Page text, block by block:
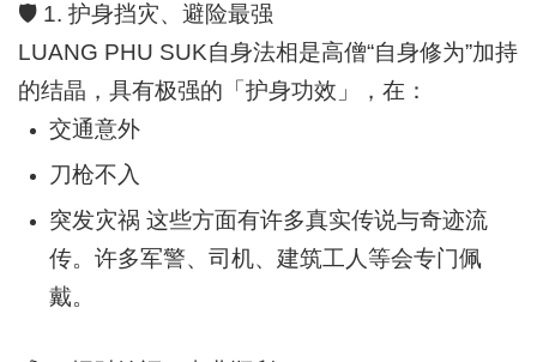
🛡️ 1. 护身挡灾、避险最强
LUANG PHU SUK自身法相是高僧“自身修为”加持
的结晶，具有极强的「护身功效」，在：
交通意外
刀枪不入
突发灾祸 这些方面有许多真实传说与奇迹流
传。许多军警、司机、建筑工人等会专门佩
戴。